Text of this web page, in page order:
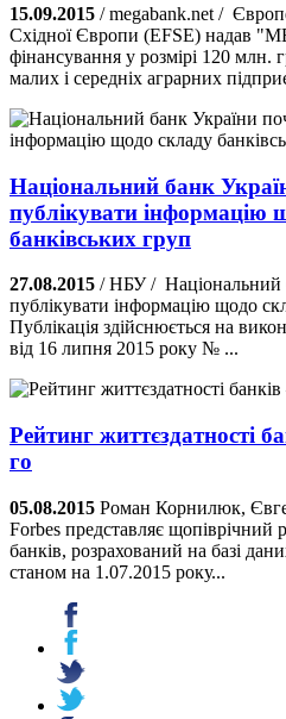
15.09.2015 / megabank.net /
Східної Європи (EFSE) надав
фінансування у розмірі 120 млн.
малих і середніх аграрних
Національний банк
публікувати інформацію
банківських груп
27.08.2015 / НБУ / Національний
публікувати інформацію щодо
Публікація здійснюється на
від 16 липня 2015 року № ...
Рейтинг життєздатності
го
05.08.2015 Роман Корнилюк,
Forbes представляє щопіврічний
банків, розрахований на базі
станом на 1.07.2015 року...